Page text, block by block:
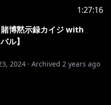
1:27:16
賭博黙示録カイジ with
ル】
2024 · Archived 2 years ago